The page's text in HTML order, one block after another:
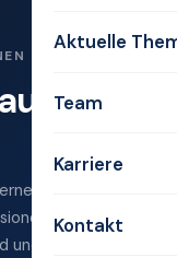
Aktuelle
Team
Karriere
Kontakt
für
in Lünen
IT-Services
und Microsoft 365